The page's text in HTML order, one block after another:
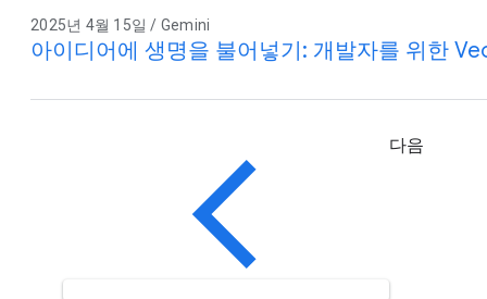
2025년 4월 15일 / Gemini
아이디어에 생명을 불어넣기: 개발자를 위한
다음